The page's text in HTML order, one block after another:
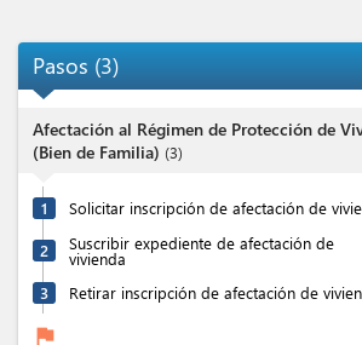
Pasos (3)
Afectación al Régimen de Protección de
(Bien de Familia) (3)
1 Solicitar inscripción de afectación de
2 Suscribir expediente de afectación de
vivienda
3
Retirar inscripción de afectación de
flag